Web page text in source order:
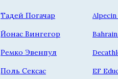
Тадей Погачар
Йонас Вингегор
Ремко Эвенпул
Поль Сексас
EF